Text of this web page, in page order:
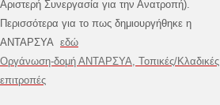
Αριστερή Συνεργασία για την Ανατροπή).
Περισσότερα για το πως δημιουργήθηκε η
ΑΝΤΑΡΣΥΑ εδώ
Οργάνωση-δομή ΑΝΤΑΡΣΥΑ, Τοπικές/Κλαδικές
επιτροπές